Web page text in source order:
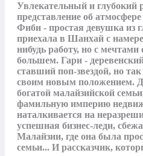
Увлекательный и
представление об
Фиби - простая девушка из
приехала в Шанхай с
нибудь работу, но с мечтами
большем. Гари -
ставший поп-звездой, но
своим новым положением.
богатой малайзийской
фамильную империю
наталкивается на
успешная бизнес-леди,
Малайзии, где она была
семьи... И рассказчик,